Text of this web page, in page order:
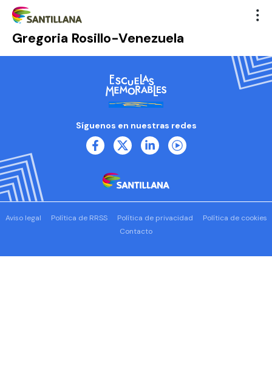
Gregoria Rosillo-Venezuela
Síguenos en nuestras redes
Aviso legal Política de RRSS Política de privacidad
Política de cookies
Contacto